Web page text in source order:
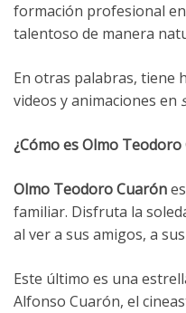
formación profesional
talentoso de manera
En otras palabras, tiene
videos y animaciones en
¿Cómo es Olmo Teodoro
Olmo Teodoro Cuarón
familiar. Disfruta la
al ver a sus amigos, a
Este último es una
Alfonso Cuarón, el